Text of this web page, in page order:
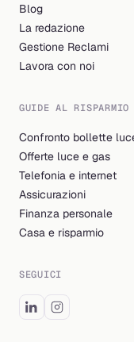
Blog
La redazione
Gestione Reclami
Lavora con noi
GUIDE AL RISPARMIO
Confronto bollette
Offerte luce e gas
Telefonia e internet
Assicurazioni
Finanza personale
Casa e risparmio
SEGUICI